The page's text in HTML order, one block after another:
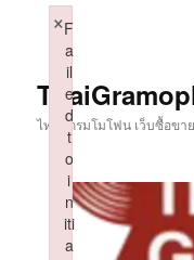
ไทยแกรมโมโฟน เว็บซื้อขา
F
a
il
e
d
t
o
i
n
iti
a
×